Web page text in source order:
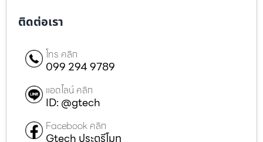
ติดต่อเรา
โทร คลิก
099 294 9789
แอดไลน์ คลิก
ID: @gtech
Facebook คลิก
Gtech ประตูรีโมท